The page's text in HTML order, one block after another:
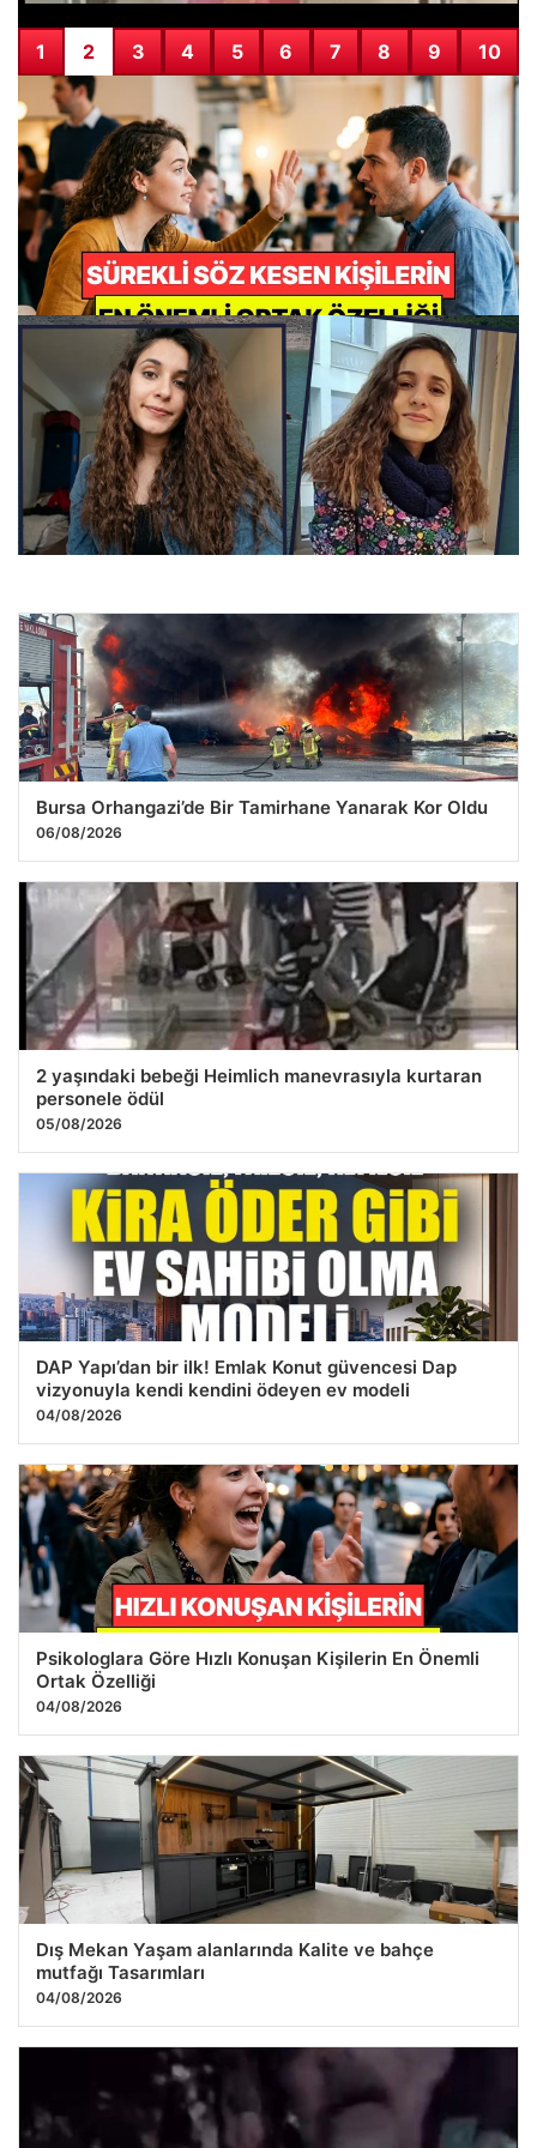
1 2 3 4 5 6 7 8 9 10
Psikologlar Açıkladı: Sürekli Başkalarının Sözünü Kesen
Kişilerin Ortak Noktası
01.08.2026 02:50
Gülistan Doku Olayında Yeni Gelişmeler ve Tutuklamalar
01.08.2026 02:04
Bursa Orhangazi’de Bir Tamirhane Yanarak Kor Oldu
06/08/2026
2 yaşındaki bebeği Heimlich manevrasıyla kurtaran
personele ödül
05/08/2026
DAP Yapı’dan bir ilk! Emlak Konut güvencesi Dap
vizyonuyla kendi kendini ödeyen ev modeli
04/08/2026
Psikologlara Göre Hızlı Konuşan Kişilerin En Önemli
Ortak Özelliği
04/08/2026
Dış Mekan Yaşam alanlarında Kalite ve bahçe
mutfağı Tasarımları
04/08/2026